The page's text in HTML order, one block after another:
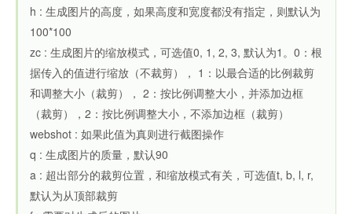
h : 生成图片的高度，如果高度和宽度都没有指定，则默认为
100*100
zc : 生成图片的缩放模式，可选值0, 1, 2, 3, 默认为1。0：根
据传入的值进行缩放（不裁剪）， 1：以最合适的比例裁剪
和调整大小（裁剪）， 2：按比例调整大小，并添加边框
（裁剪），2：按比例调整大小，不添加边框（裁剪）
webshot : 如果此值为真则进行截图操作
q : 生成图片的质量，默认90
a : 超出部分的裁剪位置，和缩放模式有关，可选值t, b, l, r,
默认为从顶部裁剪